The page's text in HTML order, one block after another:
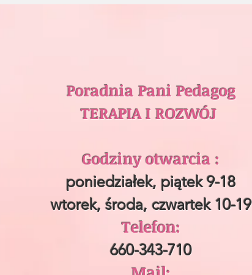
Poradnia Pani Pedagog
TERAPIA I ROZWÓJ
Godziny otwarcia :
poniedziałek, piątek 9-18
wtorek, środa, czwartek 10-19
Telefon:
660-343-710